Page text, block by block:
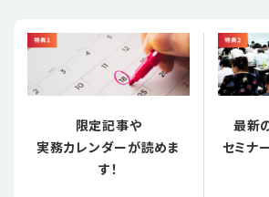
限定記事や
実務カレンダーが読めま
す！
最新
セミナ